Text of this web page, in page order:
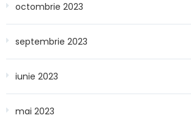
octombrie 2023
septembrie 2023
iunie 2023
mai 2023